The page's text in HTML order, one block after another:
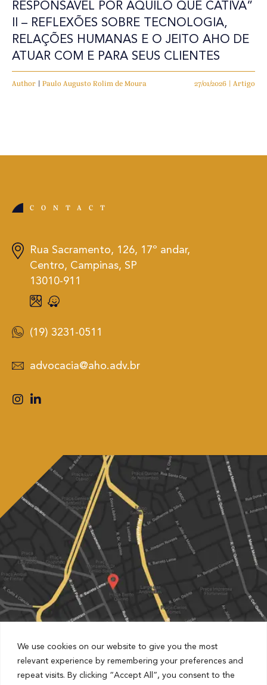
We use cookies on our website to give you the most
relevant experience by remembering your preferences and
repeat visits. By clicking “Accept All”, you consent to the
RESPONSÁVEL POR AQUILO QUE CATIVA”
II – REFLEXÕES SOBRE TECNOLOGIA,
RELAÇÕES HUMANAS E O JEITO AHO DE
ATUAR COM E PARA SEUS CLIENTES
Author | Paulo Augusto Rolim de Moura 27/01/2026 | Artigo
CONTACT
Rua Sacramento, 126, 17º andar,
Centro, Campinas, SP
13010-911
(19) 3231-0511
advocacia@aho.adv.br
Partnered with Estapar Condomínio Cruz Alta